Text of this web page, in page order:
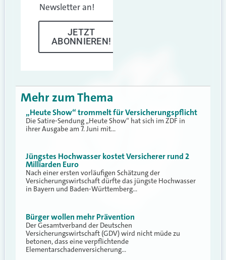
Newsletter an!
JETZT
ABONNIEREN!
Mehr zum Thema
„Heute Show“ trommelt für Versicherungspflicht
Die Satire-Sendung „Heute Show“ hat sich im ZDF in
ihrer Ausgabe am 7. Juni mit…
Jüngstes Hochwasser kostet Versicherer rund 2
Milliarden Euro
Nach einer ersten vorläufigen Schätzung der
Versicherungswirtschaft dürfte das jüngste Hochwasser
in Bayern und Baden-Württemberg…
Bürger wollen mehr Prävention
Der Gesamtverband der Deutschen
Versicherungswirtschaft (GDV) wird nicht müde zu
betonen, dass eine verpflichtende
Elementarschadenversicherung…